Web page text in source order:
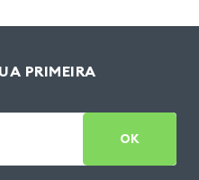
PRIMEIRA
OK